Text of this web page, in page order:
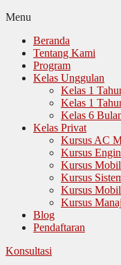
Menu
Beranda
Tentang Kami
Program
Kelas Unggulan
Kelas 1
Kelas 1
Kelas 6
Kelas Privat
Kursus AC
Kursus
Kursus
Kursus
Kursus
Kursus
Blog
Pendaftaran
Konsultasi